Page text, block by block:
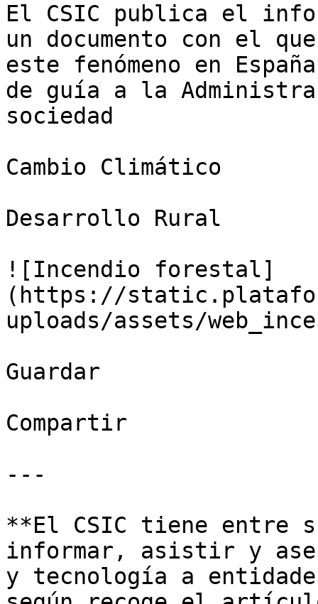
El CSIC publica el
un documento con el
este fenómeno en
de guía a la
sociedad
Cambio Climático
Desarrollo Rural
![Incendio forestal]
(https://
uploads/assets/
Guardar
Compartir
---
**El CSIC tiene entre
informar, asistir y
y tecnología a